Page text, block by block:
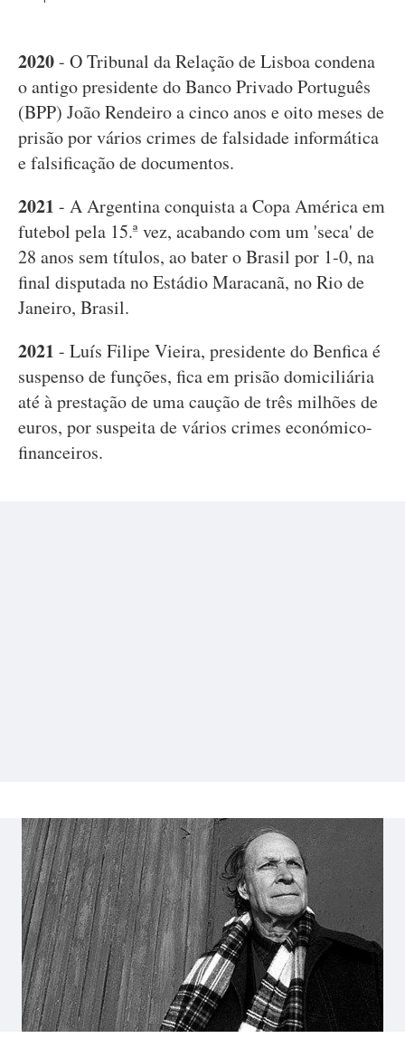
2020- O Tribunal da Relação de Lisboa condena
o antigo presidente do Banco Privado Português
(BPP) João Rendeiro a cinco anos e oito meses de
prisão por vários crimes de falsidade informática
e falsificação de documentos.
2021 - A Argentina conquista a Copa América em
futebol pela 15.ª vez, acabando com um 'seca' de
28 anos sem títulos, ao bater o Brasil por 1-0, na
final disputada no Estádio Maracanã, no Rio de
Janeiro, Brasil.
2021 - Luís Filipe Vieira, presidente do Benfica é
suspenso de funções, fica em prisão domiciliária
até à prestação de uma caução de três milhões de
euros, por suspeita de vários crimes económico-
financeiros.